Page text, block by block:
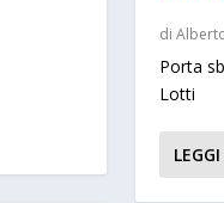
di
Porta
Lotti